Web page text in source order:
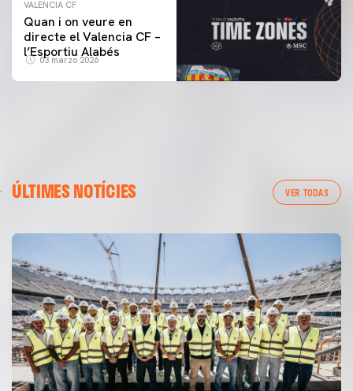
VALENCIA CF
Quan i on veure en
directe el Valencia CF –
l’Esportiu Alabés
03 marzo 2026
ÚLTIMES NOTÍCIES VER TODAS